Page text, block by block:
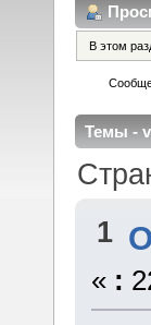
В этом
Темы -
1
« :